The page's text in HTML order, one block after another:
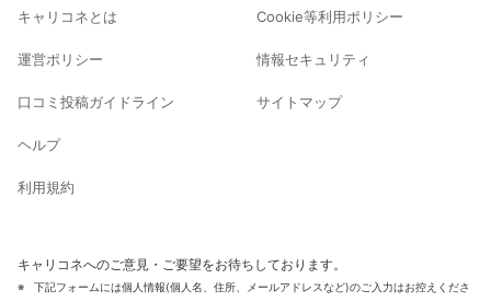
キャリコネとは
運営ポリシー
口コミ投稿ガイドライン
ヘルプ
利用規約
Cookie等利用ポリシー
情報セキュリティ
サイトマップ
キャリコネへのご意見・ご要望をお待ちしております。
下記フォームには個人情報(個人名、住所、メールアドレスなど)のご入力はお控えくださ